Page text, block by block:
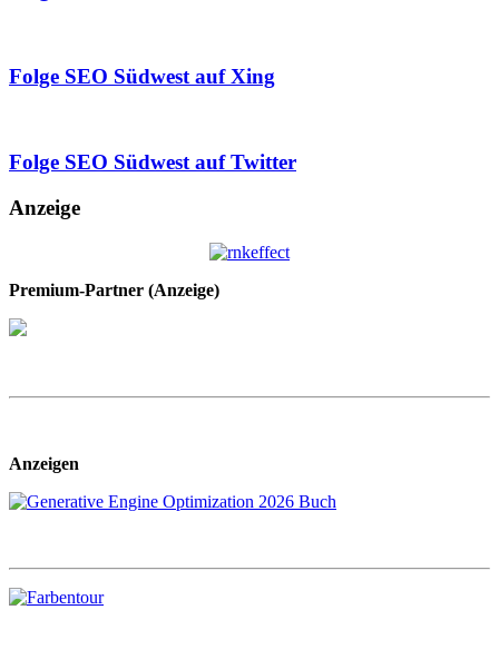
Folge SEO Südwest auf Xing
Folge SEO Südwest auf Twitter
Anzeige
Premium-Partner (Anzeige)
Anzeigen